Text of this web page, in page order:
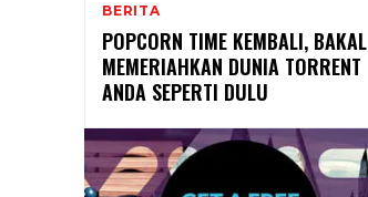
BERITA
POPCORN TIME KEMBALI, BAKAL
MEMERIAHKAN DUNIA TORRENT
ANDA SEPERTI DULU